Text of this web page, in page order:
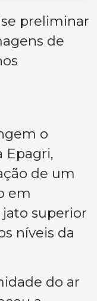
preliminar
de
o
Epagri,
de um
em
superior
níveis da
do ar